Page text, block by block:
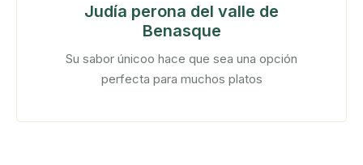
Judía perona del valle de
Benasque
Su sabor únicoo hace que sea una opción
perfecta para muchos platos